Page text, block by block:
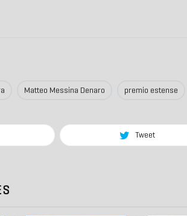
Matteo Messina Denaro premio estense
Tweet